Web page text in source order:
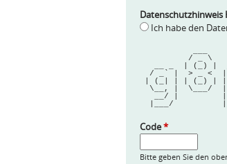
Ich habe den
__ _  | (_)
/ _` |  > _ <
| (_| | | (_)
\__, |
__/
|___/
Code*
Bitte geben Sie den